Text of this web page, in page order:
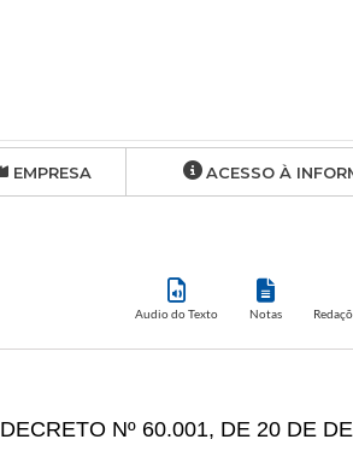
EMPRESA ACESSO À
Audio do Texto Notas
DECRETO Nº 60.001, DE 20 DE